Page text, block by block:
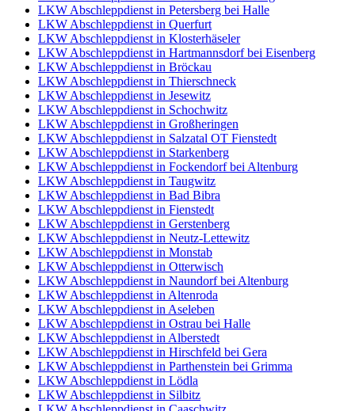
LKW Abschleppdienst in Petersberg bei Halle
LKW Abschleppdienst in Querfurt
LKW Abschleppdienst in Klosterhäseler
LKW Abschleppdienst in Hartmannsdorf bei Eisenberg
LKW Abschleppdienst in Bröckau
LKW Abschleppdienst in Thierschneck
LKW Abschleppdienst in Jesewitz
LKW Abschleppdienst in Schochwitz
LKW Abschleppdienst in Großheringen
LKW Abschleppdienst in Salzatal OT Fienstedt
LKW Abschleppdienst in Starkenberg
LKW Abschleppdienst in Fockendorf bei Altenburg
LKW Abschleppdienst in Taugwitz
LKW Abschleppdienst in Bad Bibra
LKW Abschleppdienst in Fienstedt
LKW Abschleppdienst in Gerstenberg
LKW Abschleppdienst in Neutz-Lettewitz
LKW Abschleppdienst in Monstab
LKW Abschleppdienst in Otterwisch
LKW Abschleppdienst in Naundorf bei Altenburg
LKW Abschleppdienst in Altenroda
LKW Abschleppdienst in Aseleben
LKW Abschleppdienst in Ostrau bei Halle
LKW Abschleppdienst in Alberstedt
LKW Abschleppdienst in Hirschfeld bei Gera
LKW Abschleppdienst in Parthenstein bei Grimma
LKW Abschleppdienst in Lödla
LKW Abschleppdienst in Silbitz